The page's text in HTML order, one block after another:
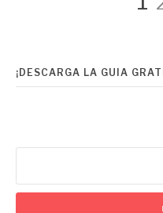
de
¡DESCARGA LA GUIA